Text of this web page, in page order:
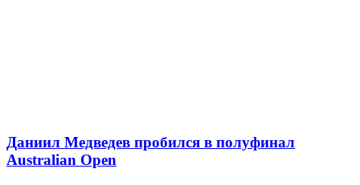
Даниил Медведев пробился в полуфинал
Australian Open